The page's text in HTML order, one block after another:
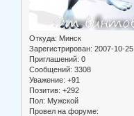
Откуда: Минск
Зарегистрирован: 2007-10-25
Приглашений: 0
Сообщений: 3308
Уважение: +91
Позитив: +292
Пол: Мужской
Провел на форуме: